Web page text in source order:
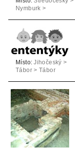
Nymburk >
Místo: Jihočeský >
Tábor > Tábor